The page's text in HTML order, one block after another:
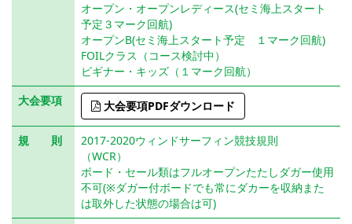
オープン・オープンレディース(セミ海上スタート
予定３マーク回航)
オープンB(セミ海上スタート予定 １マーク回航)
FOILクラス（コース検討中）
ビギナー・キッズ（１マーク回航）
大会要項
大会要項PDFダウンロード
規 則
2017-2020ウィンドサーフィン競技規則
（WCR）
ボード・セール類はフルオープンたたしダガー使用
不可(※ダガー付ボードでも常にダカーを収納また
は取外した状態の場合は可)